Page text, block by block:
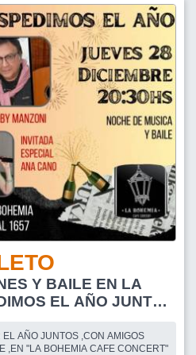
Y BAILE EN LA
AÑO JUNTOS ,CON AMIGOS
,EN "LA BOHEMIA CAFE CONCERT"